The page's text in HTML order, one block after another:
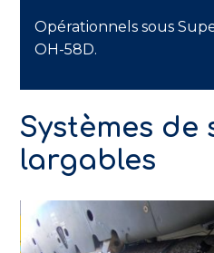
Opérationnels sous
OH-58D.
Systèmes de
largables